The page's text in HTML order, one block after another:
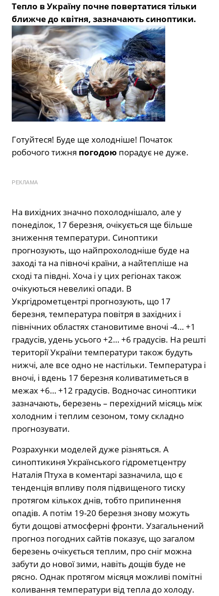
Тепло в Україну почне повертатися тільки
ближче до квітня, зазначають синоптики.
Готуйтеся! Буде ще холодніше! Початок
робочого тижня погодою порадує не дуже.
РЕКЛАМА
На вихідних значно похолоднішало, але у
понеділок, 17 березня, очікується ще більше
зниження температури. Синоптики
прогнозують, що найпрохолодніше буде на
заході та на півночі країни, а найтепліше на
сході та півдні. Хоча і у цих регіонах також
очікуються невеликі опади. В
Укргідрометцентрі прогнозують, що 17
березня, температура повітря в західних і
північних областях становитиме вночі -4… +1
градусів, удень усього +2… +6 градусів. На решті
території України температури також будуть
нижчі, але все одно не настільки. Температура і
вночі, і вдень 17 березня коливатиметься в
межах +6… +12 градусів. Водночас синоптики
зазначають, березень – перехідний місяць між
холодним і теплим сезоном, тому складно
прогнозувати.
Розрахунки моделей дуже різняться. А
синоптикиня Українського гідрометцентру
Наталія Птуха в коментарі зазначила, що є
тенденція впливу поля підвищеного тиску
протягом кількох днів, тобто припинення
опадів. А потім 19-20 березня знову можуть
бути дощові атмосферні фронти. Узагальнений
прогноз погодних сайтів показує, що загалом
березень очікується теплим, про сніг можна
забути до нової зими, навіть дощів буде не
рясно. Однак протягом місяця можливі помітні
коливання температури від тепла до холоду.